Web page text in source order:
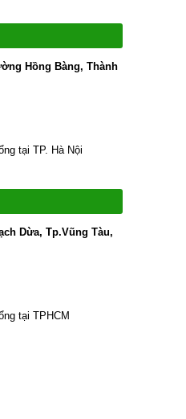
Hồng Bàng, Thành
tại TP. Hà Nội
Dừa, Tp.Vũng Tàu,
tại TPHCM